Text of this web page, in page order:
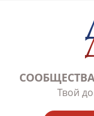
Твой